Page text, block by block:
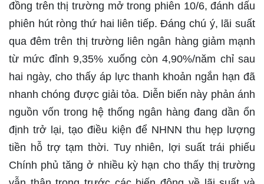
đồng trên thị trường mở trong phiên 10/6, đánh dấu
phiên hút ròng thứ hai liên tiếp. Đáng chú ý, lãi suất
qua đêm trên thị trường liên ngân hàng giảm mạnh
từ mức đỉnh 9,35% xuống còn 4,90%/năm chỉ sau
hai ngày, cho thấy áp lực thanh khoản ngắn hạn đã
nhanh chóng được giải tỏa. Diễn biến này phản ánh
nguồn vốn trong hệ thống ngân hàng đang dần ổn
định trở lại, tạo điều kiện để NHNN thu hẹp lượng
tiền hỗ trợ tạm thời. Tuy nhiên, lợi suất trái phiếu
Chính phủ tăng ở nhiều kỳ hạn cho thấy thị trường